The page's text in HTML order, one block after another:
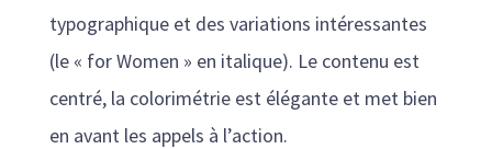
typographique et des variations intéressantes
(le « for Women » en italique). Le contenu est
centré, la colorimétrie est élégante et met bien
en avant les appels à l’action.